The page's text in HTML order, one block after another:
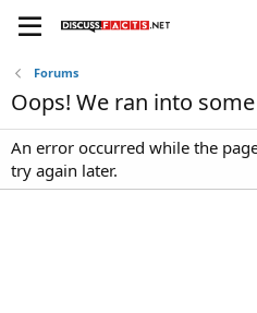
Forums
Oops! We ran into
An error occurred while the
try again later.